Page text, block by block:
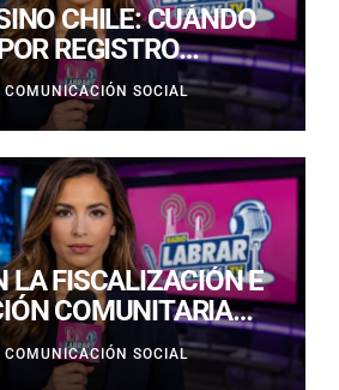
CHILE: CUÁNDO
REGISTRO
SIRVEN
COMUNICACIÓN SOCIAL
LA FISCALIZACIÓN E
COMUNITARIA
CONJUNTO EN
COMUNICACIÓN SOCIAL